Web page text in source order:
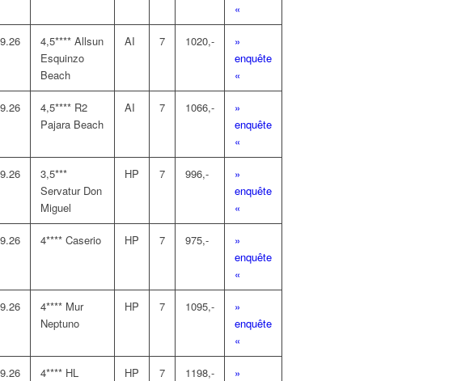
«
4,5**** Allsun
Esquinzo
Beach
AI 7 1020,-
»
enquête
«
4,5**** R2
Pajara Beach
AI 7 1066,-
»
enquête
«
3,5***
Servatur Don
Miguel
HP 7 996,-
»
enquête
«
4**** Caserio HP 7 975,-
»
enquête
«
4**** Mur
Neptuno
HP 7 1095,-
»
enquête
«
4**** HL
HP 7 1198,-
»